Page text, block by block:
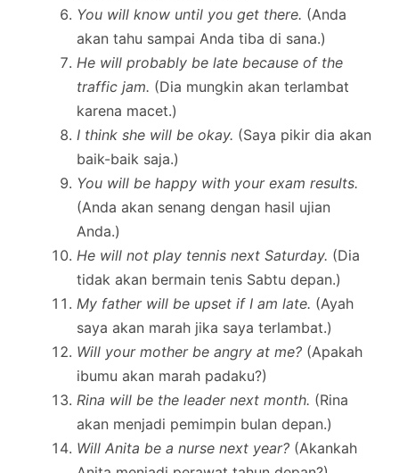
You will know until you get there. (Anda
akan tahu sampai Anda tiba di sana.)
He will probably be late because of the
traffic jam. (Dia mungkin akan terlambat
karena macet.)
I think she will be okay. (Saya pikir dia akan
baik-baik saja.)
You will be happy with your exam results.
(Anda akan senang dengan hasil ujian
Anda.)
He will not play tennis next Saturday. (Dia
tidak akan bermain tenis Sabtu depan.)
My father will be upset if I am late. (Ayah
saya akan marah jika saya terlambat.)
Will your mother be angry at me? (Apakah
ibumu akan marah padaku?)
Rina will be the leader next month. (Rina
akan menjadi pemimpin bulan depan.)
Will Anita be a nurse next year? (Akankah